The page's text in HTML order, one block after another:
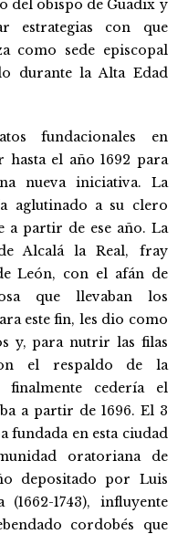
del obispo de Guadix y
estrategias con que
como sede episcopal
durante la Alta Edad
fundacionales en
hasta el año 1692 para
nueva iniciativa. La
aglutinado a su clero
a partir de ese año. La
Alcalá la Real, fray
León, con el afán de
que llevaban los
este fin, les dio como
y, para nutrir las filas
el respaldo de la
finalmente cedería el
a partir de 1696. El 3
fundada en esta ciudad
oratoriana de
depositado por Luis
1743), influyente
cordobés que